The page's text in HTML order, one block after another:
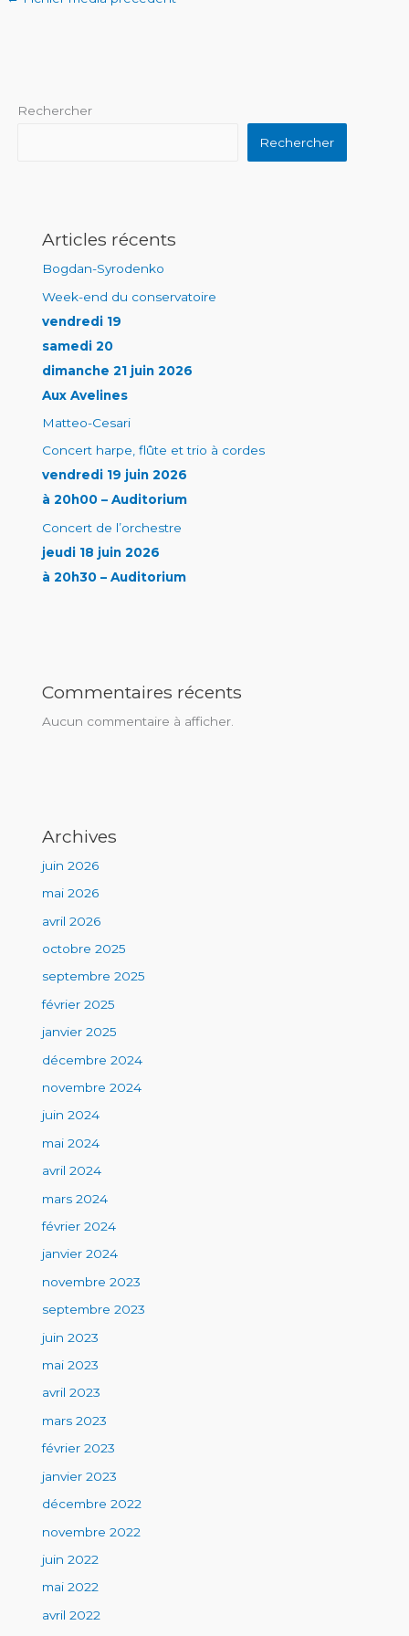
Rechercher
Rechercher
Articles récents
Bogdan-Syrodenko
Week-end du conservatoire
vendredi 19
samedi 20
dimanche 21 juin 2026
Aux Avelines
Matteo-Cesari
Concert harpe, flûte et trio à cordes
vendredi 19 juin 2026
à 20h00 – Auditorium
Concert de l’orchestre
jeudi 18 juin 2026
à 20h30 – Auditorium
Commentaires récents
Aucun commentaire à afficher.
Archives
juin 2026
mai 2026
avril 2026
octobre 2025
septembre 2025
février 2025
janvier 2025
décembre 2024
novembre 2024
juin 2024
mai 2024
avril 2024
mars 2024
février 2024
janvier 2024
novembre 2023
septembre 2023
juin 2023
mai 2023
avril 2023
mars 2023
février 2023
janvier 2023
décembre 2022
novembre 2022
juin 2022
mai 2022
avril 2022